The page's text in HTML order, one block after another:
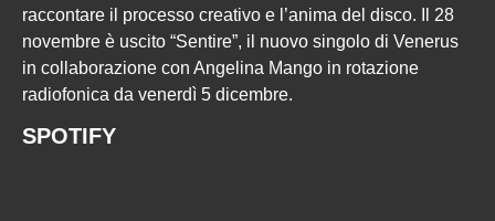
raccontare il processo creativo e l’anima del disco. Il 28
novembre è uscito “Sentire”, il nuovo singolo di Venerus
in collaborazione con Angelina Mango in rotazione
radiofonica da venerdì 5 dicembre.
SPOTIFY